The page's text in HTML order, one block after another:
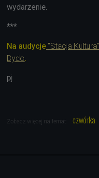
wydarzenie.
***
Na audycje "Stacja Kultura"
Dydo.
pj
Zobacz więcej na temat: czwórka